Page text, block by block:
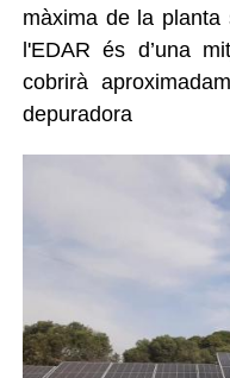
màxima de la planta
l'EDAR és d’una
cobrirà
depuradora